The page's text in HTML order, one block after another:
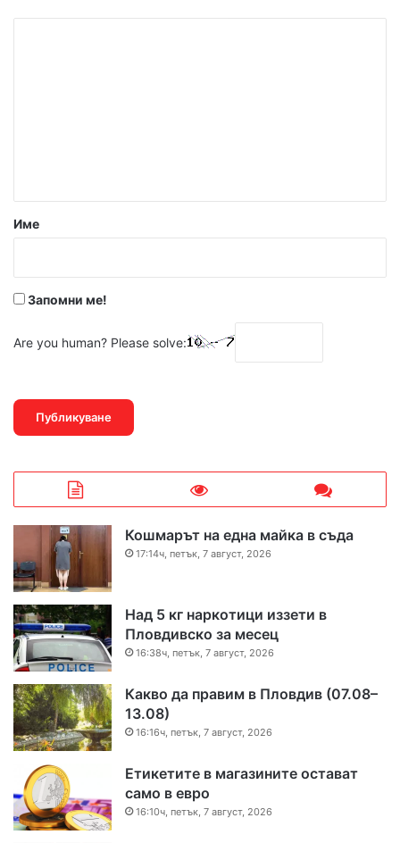
р
Име
Запомни ме!
Are you human? Please solve:
Кошмарът на една майка в съда
17:14ч, петък, 7 август, 2026
Над 5 кг наркотици иззети в
Пловдивско за месец
16:38ч, петък, 7 август, 2026
Какво да правим в Пловдив (07.08–
13.08)
16:16ч, петък, 7 август, 2026
Етикетите в магазините остават
само в евро
16:10ч, петък, 7 август, 2026